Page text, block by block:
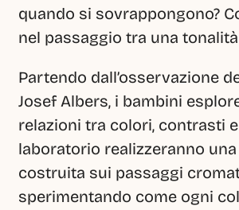
quando si sovrappongono?
nel passaggio tra una tonalità
Partendo dall’osservazione
Josef Albers, i bambini
relazioni tra colori, contrasti
laboratorio realizzeranno
costruita sui passaggi
sperimentando come ogni